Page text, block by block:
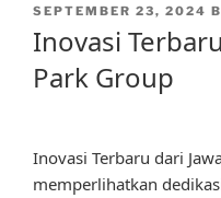
POSTED
SEPTEMBER 23, 2024
Inovasi
Park Group
Inovasi Terbaru dari
memperlihatkan